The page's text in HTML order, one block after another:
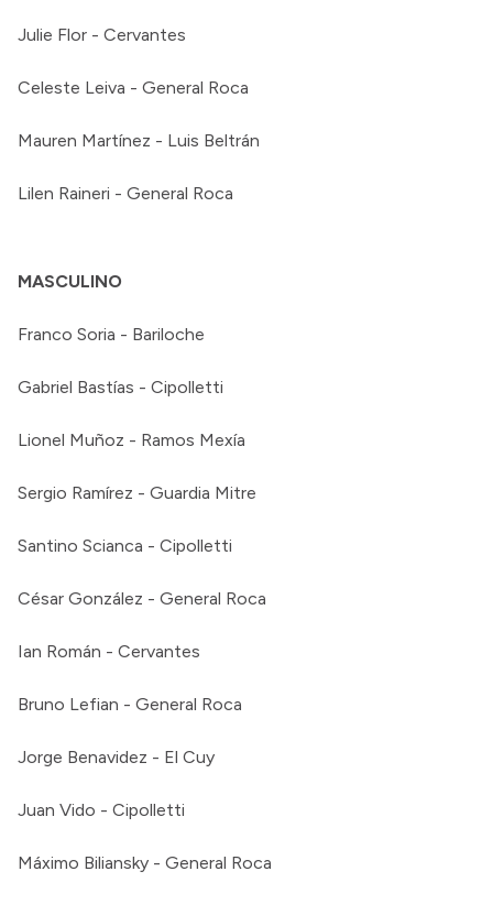
Julie Flor - Cervantes
Celeste Leiva - General Roca
Mauren Martínez - Luis Beltrán
Lilen Raineri - General Roca
MASCULINO
Franco Soria - Bariloche
Gabriel Bastías - Cipolletti
Lionel Muñoz - Ramos Mexía
Sergio Ramírez - Guardia Mitre
Santino Scianca - Cipolletti
César González - General Roca
Ian Román - Cervantes
Bruno Lefian - General Roca
Jorge Benavidez - El Cuy
Juan Vido - Cipolletti
Máximo Biliansky - General Roca